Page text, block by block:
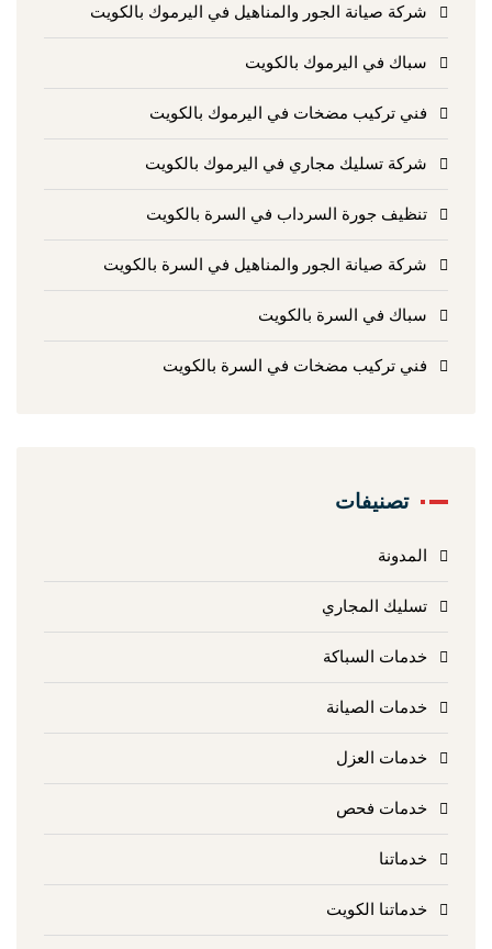
شركة صيانة الجور والمناهيل في اليرموك بالكويت
سباك في اليرموك بالكويت
فني تركيب مضخات في اليرموك بالكويت
شركة تسليك مجاري في اليرموك بالكويت
تنظيف جورة السرداب في السرة بالكويت
شركة صيانة الجور والمناهيل في السرة بالكويت
سباك في السرة بالكويت
فني تركيب مضخات في السرة بالكويت
تصنيفات
المدونة
تسليك المجاري
خدمات السباكة
خدمات الصيانة
خدمات العزل
خدمات فحص
خدماتنا
خدماتنا الكويت